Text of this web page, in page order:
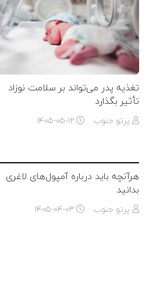
تغذیه پدر می‌تواند بر سلامت نوزاد
تأثیر بگذارد
پرتو جنوب ۱۴۰۵-۰۵-۱۲
هرآنچه باید درباره آمپول‌های لاغری
بدانید
پرتو جنوب ۱۴۰۵-۰۴-۰۳